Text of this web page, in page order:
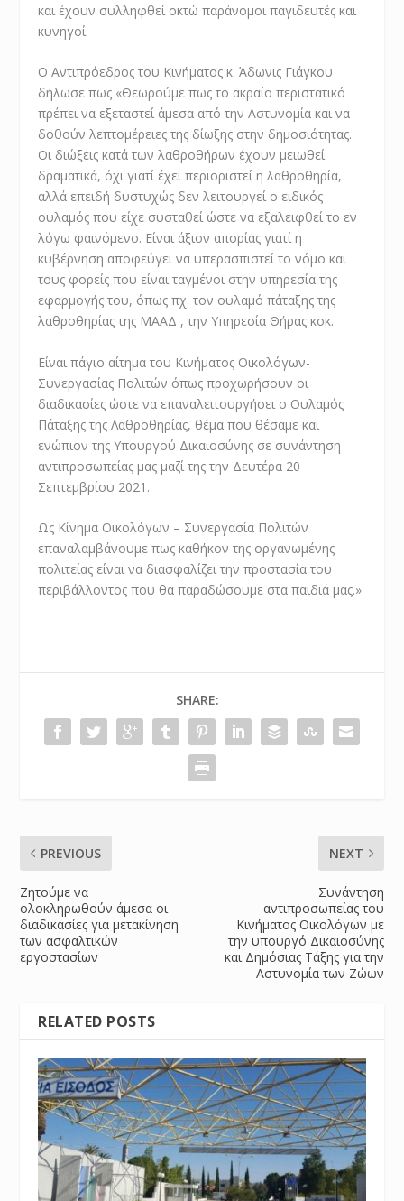
και έχουν συλληφθεί οκτώ παράνομοι παγιδευτές και
κυνηγοί.
Ο Αντιπρόεδρος του Κινήματος κ. Άδωνις Γιάγκου
δήλωσε πως «Θεωρούμε πως το ακραίο περιστατικό
πρέπει να εξεταστεί άμεσα από την Αστυνομία και να
δοθούν λεπτομέρειες της δίωξης στην δημοσιότητας.
Οι διώξεις κατά των λαθροθήρων έχουν μειωθεί
δραματικά, όχι γιατί έχει περιοριστεί η λαθροθηρία,
αλλά επειδή δυστυχώς δεν λειτουργεί ο ειδικός
ουλαμός που είχε συσταθεί ώστε να εξαλειφθεί το εν
λόγω φαινόμενο. Είναι άξιον απορίας γιατί η
κυβέρνηση αποφεύγει να υπερασπιστεί το νόμο και
τους φορείς που είναι ταγμένοι στην υπηρεσία της
εφαρμογής του, όπως πχ. τον ουλαμό πάταξης της
λαθροθηρίας της ΜΑΑΔ , την Υπηρεσία Θήρας κοκ.
Είναι πάγιο αίτημα του Κινήματος Οικολόγων-
Συνεργασίας Πολιτών όπως προχωρήσουν οι
διαδικασίες ώστε να επαναλειτουργήσει ο Ουλαμός
Πάταξης της Λαθροθηρίας, θέμα που θέσαμε και
ενώπιον της Υπουργού Δικαιοσύνης σε συνάντηση
αντιπροσωπείας μας μαζί της την Δευτέρα 20
Σεπτεμβρίου 2021.
Ως Κίνημα Οικολόγων – Συνεργασία Πολιτών
επαναλαμβάνουμε πως καθήκον της οργανωμένης
πολιτείας είναι να διασφαλίζει την προστασία του
περιβάλλοντος που θα παραδώσουμε στα παιδιά μας.»
SHARE:
PREVIOUS
Ζητούμε να
ολοκληρωθούν άμεσα οι
διαδικασίες για μετακίνηση
των ασφαλτικών
εργοστασίων
NEXT
Συνάντηση
αντιπροσωπείας του
Κινήματος Οικολόγων με
την υπουργό Δικαιοσύνης
και Δημόσιας Τάξης για την
Αστυνομία των Ζώων
RELATED POSTS